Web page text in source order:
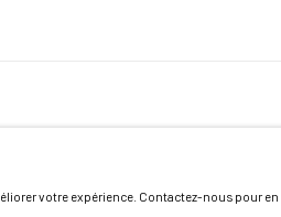
votre expérience. Contactez-nous pour